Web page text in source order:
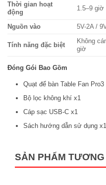
Góc xoay linh hoạt
gian làm mát
Khả năngxoay tự động
đặt ở đâu trên bàn, bạn
chịu mà không cần thay đổi
Đèn LED và ánh
ưu không gian sống
hiển thị
thông minh và
sự bổ sung tinh tế, tăng
Thời gian hoạt
động
1.5–9
Nguồn vào 5V-2A /
Tính năng đặc biệt
Không
giờ
Đóng Gói Bao Gồm
Quạt để bàn Table Fan Pro3
Bộ lọc không khí x1
Cáp sạc USB-C x1
Sách hướng dẫn sử dụng x1
SẢN PHẨM